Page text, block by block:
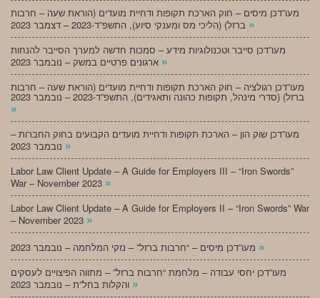
מעו”דכן מיסים – חוק הארכת תקופות ודחיית מועדים (הוראת שעה – חרבות
»
מעו”דכן סייבר וטכנולוגיות מידע – סמכות חדשה למערך הסייבר להנחות
»
מעו”דכן רגולציה – חוק הארכת תקופות ודחיית מועדים (הוראת שעה – חרבות
ברזל) (סדרי מינהל, תקופות כהונה ותאגידים), התשפ”ד-2023 – נובמבר 2023
»
מעו”דכן שוק הון – הארכת תקופות ודחיית מועדים הקבועים בחוק החברות –
»
Labor Law Client Update – A Guide for Employers III – “Iron Swords”
War – November 2023 »
Labor Law Client Update – A Guide for Employers II – “Iron Swords” War
– November 2023 »
»
מעו”דכן יחסי עבודה – מלחמת “חרבות ברזל” – מתווה הפיצויים לעסקים
»